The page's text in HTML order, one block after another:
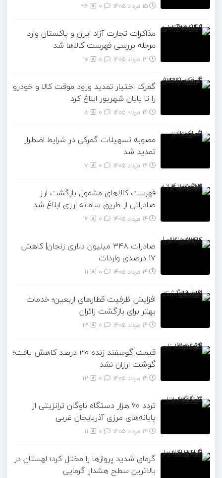
15 مرداد 1405 26
مذاکرات تجارت آزاد ایران و پاکستان وارد
مرحله بررسی فهرست کالاها شد
14 مرداد 1405 10
گمرک اختیار تمدید ورود موقت کالا و خودرو
را تا پایان شهریور ابلاغ کرد
14 مرداد 1405 8
مصوبه تسهیلات گمرکی در شرایط اضطرار
تمدید شد
14 مرداد 1405 7
فهرست کالاهای مشمول بازگشت ارز
صادراتی از طریق سامانه ارزی ابلاغ شد
14 مرداد 1405 16
صادرات ۳۴۸ میلیون دلاری زنجان| ‌کاهش
۱۷ درصدی واردات
14 مرداد 1405 11
افزایش ظرفیت قطارهای اربعین؛ خدمات
بهتر برای بازگشت زائران
14 مرداد 1405 13
قیمت گوسفند زنده ۳۰ درصد کاهش یافت؛
گوشت ارزان نشد
14 مرداد 1405 12
تردد ۶۰ هزار دستگاه ناوگان ترانزیتی از
پایانه‌های مرزی آذربایجان ‌غربی
14 مرداد 1405 11
گرمای شدید پروازها را مختل کرد؛ لهستان در
بالاترین سطح هشدار گرمایی